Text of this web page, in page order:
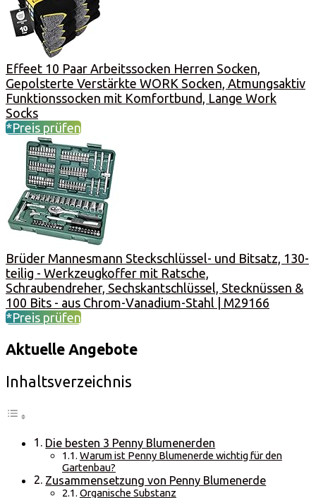
Effeet 10 Paar Arbeitssocken Herren Socken,
Gepolsterte Verstärkte WORK Socken, Atmungsaktiv
Funktionssocken mit Komfortbund, Lange Work
Socks
*Preis prüfen
Brüder Mannesmann Steckschlüssel- und Bitsatz, 130-
teilig - Werkzeugkoffer mit Ratsche,
Schraubendreher, Sechskantschlüssel, Stecknüssen &
100 Bits - aus Chrom-Vanadium-Stahl | M29166
*Preis prüfen
Aktuelle Angebote
Inhaltsverzeichnis
Die besten 3 Penny Blumenerden
Warum ist Penny Blumenerde wichtig für den
Gartenbau?
Zusammensetzung von Penny Blumenerde
Organische Substanz